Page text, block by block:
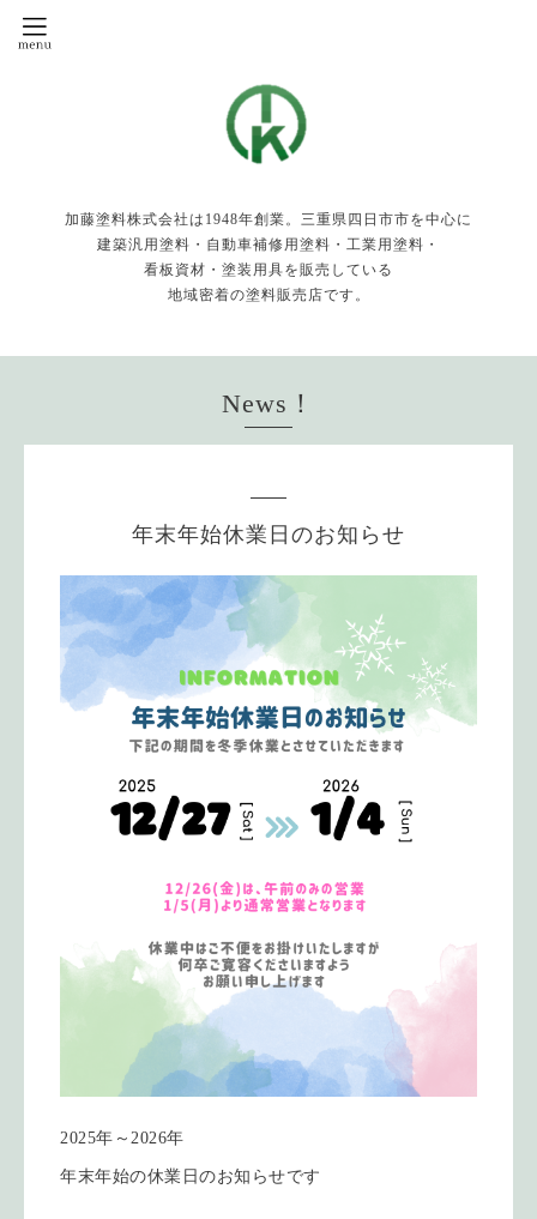
加藤塗料株式会社は1948年創業。三重県四日市市を中心に
建築汎用塗料・自動車補修用塗料・工業用塗料・
看板資材・塗装用具を販売している
地域密着の塗料販売店です。
News！
年末年始休業日のお知らせ
2025年～2026年
年末年始の休業日のお知らせです